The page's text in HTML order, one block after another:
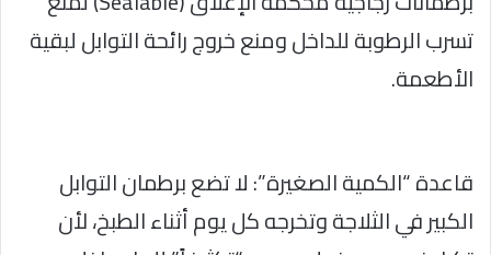
تسرب الرطوبة للداخل ومنع خروج رائحة التوابل لبقية
الأطعمة.
قاعدة “الكمية الصغيرة”: لا تضع برطمان التوابل
الكبير في الثلاجة وتخرجه كل يوم أثناء الطبخ، لأن